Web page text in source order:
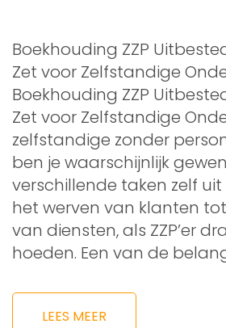
Boekhouding ZZP
Zet voor Zelfstandige
Boekhouding ZZP
Zet voor Zelfstandige
zelfstandige zonder
ben je waarschijnlijk
verschillende taken zelf uit
het werven van klanten
van diensten, als ZZP’er
hoeden. Een van de
LEES MEER